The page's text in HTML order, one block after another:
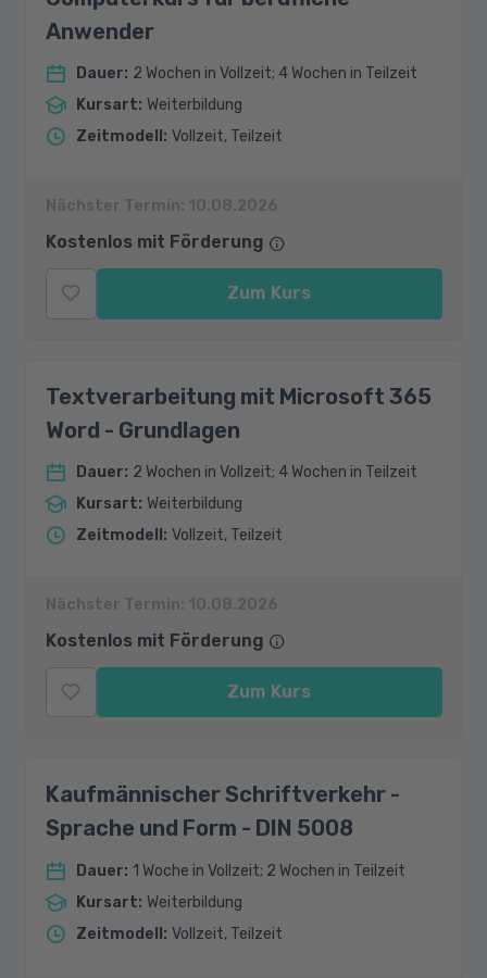
Anwender
Dauer: 2 Wochen in Vollzeit; 4 Wochen in Teilzeit
Kursart: Weiterbildung
Zeitmodell : Vollzeit, Teilzeit
Nächster Termin: 10.08.2026
Kostenlos mit Förderung
Zum Kurs
Textverarbeitung mit Microsoft 365
Word - Grundlagen
Dauer: 2 Wochen in Vollzeit; 4 Wochen in Teilzeit
Kursart: Weiterbildung
Zeitmodell : Vollzeit, Teilzeit
Nächster Termin: 10.08.2026
Kostenlos mit Förderung
Zum Kurs
Kaufmännischer Schriftverkehr -
Sprache und Form - DIN 5008
Dauer: 1 Woche in Vollzeit; 2 Wochen in Teilzeit
Kursart: Weiterbildung
Zeitmodell : Vollzeit, Teilzeit